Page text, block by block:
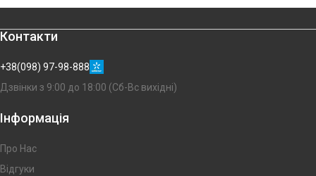
Контакти
+38(098) 97-98-888
Дзвінки з 9:00 до 18:00 (Сб-Вс вихідні)
Інформація
Про Нас
Відгуки